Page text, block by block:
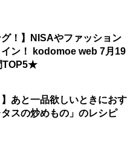
グ！】NISAやファッション
ン！ kodomoe web 7月19
TOP5★
】あと一品欲しいときにおす
スの炒めもの」のレシピ